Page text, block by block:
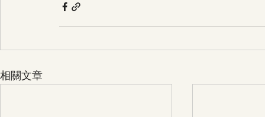
相關文章